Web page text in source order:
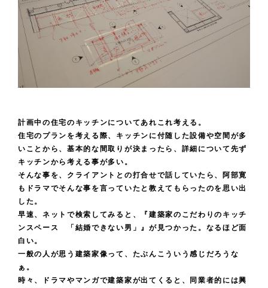
計画中の住宅のキッチンについてあれこれ考える。
住宅のプランを考える際、キッチンに付随した設備や空間が多
いことから、基本的な間取りが決まったら、詳細について先ず
キッチンから考える事が多い。
そんな事を、クライアントとの打合せで話していたら、阿部寛
もドラマでそんな事を言っていたと教えてもらったのを思い出
した。
早速、ネットで検索してみると、『建築家のこだわりのキッチ
ンスペース 「結婚できない男」』が見つかった。なるほど面
白い。
一般の人が思う建築家像って、たぶんこういう感じだろうな
ぁ。
時々、ドラマやマンガで建築家が出てくると、同業者的には興